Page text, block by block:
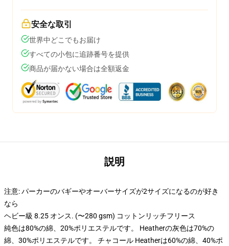
安全な取引
世界中どこでもお届け
すべての小包に追跡番号を提供
商品が届かない場合は全額返金
説明
注意: パーカーのバギーやオーバーサイズが2サイズになるのが好き
なら
ヘビー級 8.25 オンス. (〜280 gsm) コットンリッチフリース
純色は80%の綿、20%ポリエステルです。 Heatherの灰色は70%の
綿、30%ポリエステルです。 チャコール Heatherは60%の綿、40%ポ